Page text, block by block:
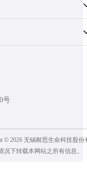
号
© 2026 无锡耐思生命科技股份
况下转载本网站之所有信息。